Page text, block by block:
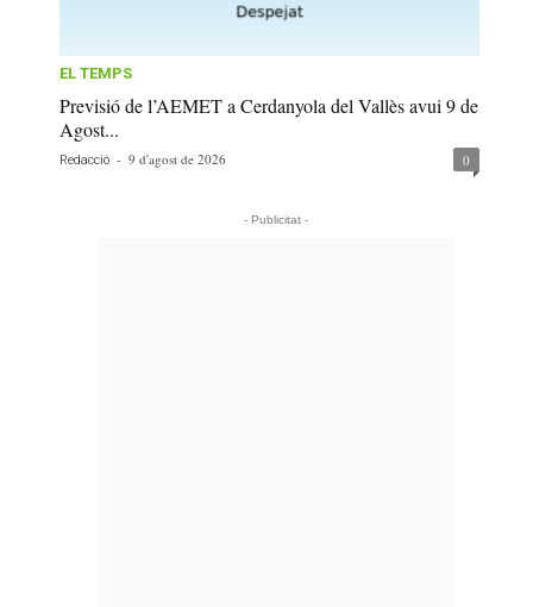
EL TEMPS
Previsió de l’AEMET a Cerdanyola del Vallès avui 9 de
Agost...
Redacció - 9 d'agost de 2026 0
- Publicitat -